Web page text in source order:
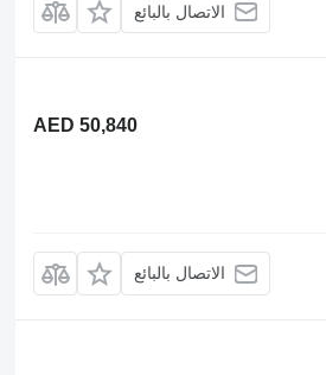
الاتصال بالبائع
AED 50,840
الاتصال بالبائع